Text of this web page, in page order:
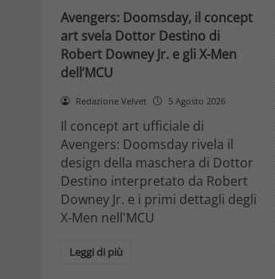
Avengers: Doomsday, il concept
art svela Dottor Destino di
Robert Downey Jr. e gli X-Men
dell’MCU
Redazione Velvet 5 Agosto 2026
Il concept art ufficiale di
Avengers: Doomsday rivela il
design della maschera di Dottor
Destino interpretato da Robert
Downey Jr. e i primi dettagli degli
X-Men nell'MCU
Leggi di più